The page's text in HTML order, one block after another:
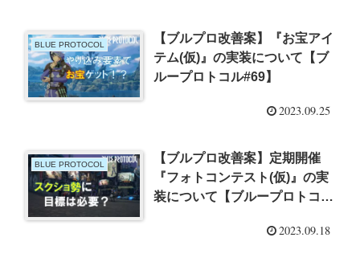
BLUE PROTOCOL
【ブルプロ改善案】『お宝アイ
テム(仮)』の実装について【ブ
ループロトコル#69】
2023.09.25
BLUE PROTOCOL
【ブルプロ改善案】定期開催
『フォトコンテスト(仮)』の実
装について【ブループロトコル
2023.09.18